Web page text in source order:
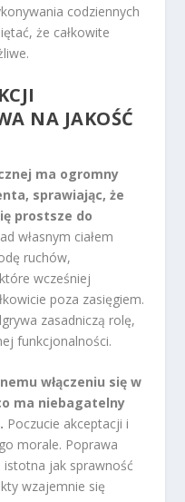
codziennych
że całkowite
NA JAKOŚĆ
ma ogromny
sprawiając, że
prostsze do
własnym ciałem
ruchów,
wcześniej
poza zasięgiem.
zasadniczą rolę,
funkcjonalności.
włączeniu się w
ma niebagatelny
Poczucie akceptacji i
morale. Poprawa
jak sprawność
wzajemnie się